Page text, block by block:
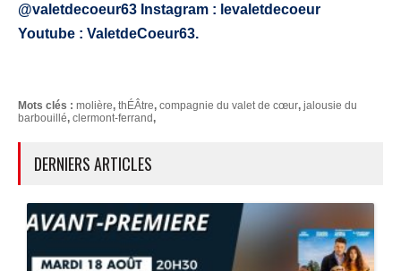
@valetdecoeur63 Instagram : levaletdecoeur
Youtube : ValetdeCoeur63.
Mots clés : molière, thÉÂtre, compagnie du valet de cœur, jalousie du
barbouillé, clermont-ferrand,
DERNIERS ARTICLES